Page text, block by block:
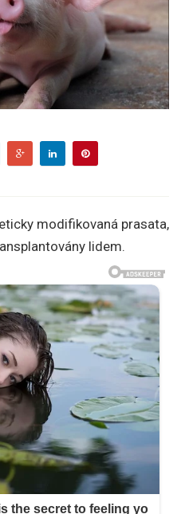
modifikovaná prasata,
lidem.